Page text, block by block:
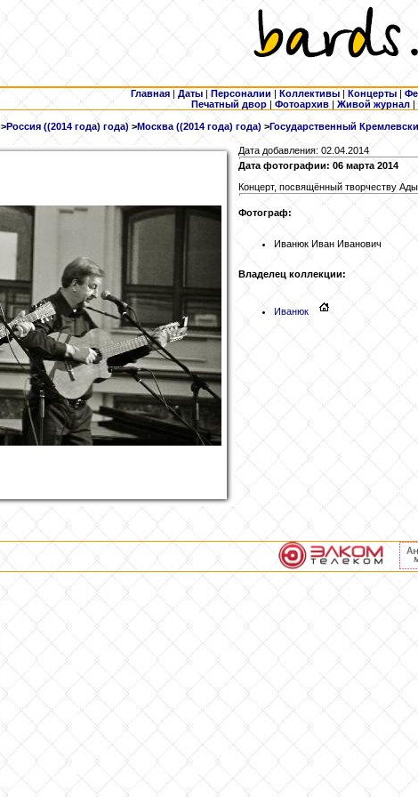
Главная | Даты | Персоналии | Коллективы | Концерты |
Печатный двор | Фотоархив | Живой журнал |
>Россия ((2014 года) года) >Москва ((2014 года) года) >Государственный
Дата добавления: 02.04.2014
Дата фотографии: 06 марта 2014
Концерт, посвящённый творчеству
Фотограф:
Иванюк Иван Иванович
Владелец коллекции:
Иванюк